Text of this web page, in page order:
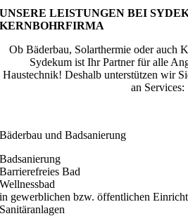
UNSERE LEISTUNGEN BEI
KERNBOHRFIRMA
Ob Bäderbau, Solarthermie oder auch
Sydekum ist Ihr Partner für alle
Haustechnik! Deshalb unterstützen wir
an Services:
Bäderbau und Badsanierung
Badsanierung
Barrierefreies Bad
Wellnessbad
in gewerblichen bzw. öffentlichen
Sanitäranlagen